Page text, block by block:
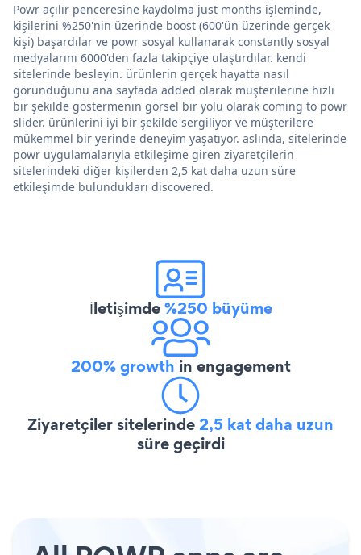
Powr açılır penceresine kaydolma just months işleminde,
kişilerini %250'nin üzerinde boost (600'ün üzerinde gerçek
kişi) başardılar ve powr sosyal kullanarak constantly sosyal
medyalarını 6000'den fazla takipçiye ulaştırdılar. kendi
sitelerinde besleyin. ürünlerin gerçek hayatta nasıl
göründüğünü ana sayfada added olarak müşterilerine hızlı
bir şekilde göstermenin görsel bir yolu olarak coming to powr
slider. ürünlerini iyi bir şekilde sergiliyor ve müşterilere
mükemmel bir yerinde deneyim yaşatıyor. aslında, sitelerinde
powr uygulamalarıyla etkileşime giren ziyaretçilerin
sitelerindeki diğer kişilerden 2,5 kat daha uzun süre
etkileşimde bulundukları discovered.
İletişimde%250 büyüme
200% growth in engagement
Ziyaretçiler sitelerinde2,5 kat daha uzun
süre geçirdi